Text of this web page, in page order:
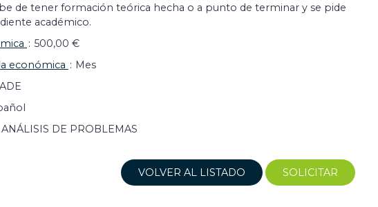
de tener formación teórica hecha o a punto de terminar y se pide
académico.
500,00 €
económica
Mes
ADE
ANÁLISIS DE PROBLEMAS
VOLVER AL LISTADO SOLICITAR